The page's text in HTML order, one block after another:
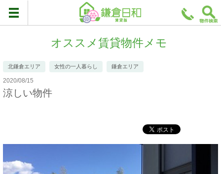
オススメ賃貸物件メモ
北鎌倉エリア 女性の一人暮らし 鎌倉エリア
2020/08/15
涼しい物件